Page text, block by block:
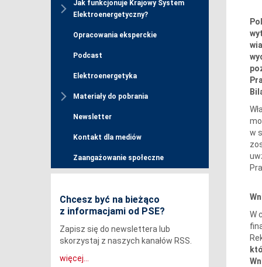
Jak funkcjonuje Krajowy System
Elektroenergetyczny?
Opracowania eksperckie
Podcast
Elektroenergetyka
Materiały do pobrania
Newsletter
Kontakt dla mediów
Zaangażowanie społeczne
Chcesz być na bieżąco
z informacjami od PSE?
Zapisz się do newslettera lub
skorzystaj z naszych kanałów RSS.
więcej...
w
W